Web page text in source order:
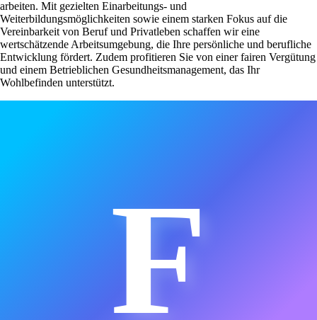
arbeiten. Mit gezielten Einarbeitungs- und
Weiterbildungsmöglichkeiten sowie einem starken Fokus auf die
Vereinbarkeit von Beruf und Privatleben schaffen wir eine
wertschätzende Arbeitsumgebung, die Ihre persönliche und berufliche
Entwicklung fördert. Zudem profitieren Sie von einer fairen Vergütung
und einem Betrieblichen Gesundheitsmanagement, das Ihr
Wohlbefinden unterstützt.
F